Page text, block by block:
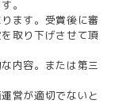
。
ます。受賞後に審
取り下げさせて頂
内容。または第三
営が適切でないと